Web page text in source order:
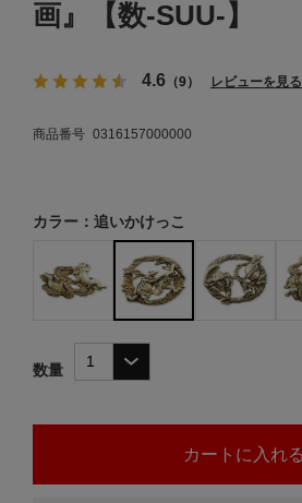
画』【数-SUU-】
4.6 （9） レビューを見る
商品番号 0316157000000
カラー：追いかけっこ
数量